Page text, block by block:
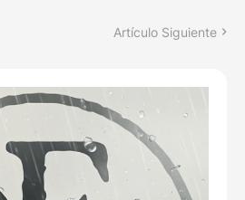
Artículo Siguiente